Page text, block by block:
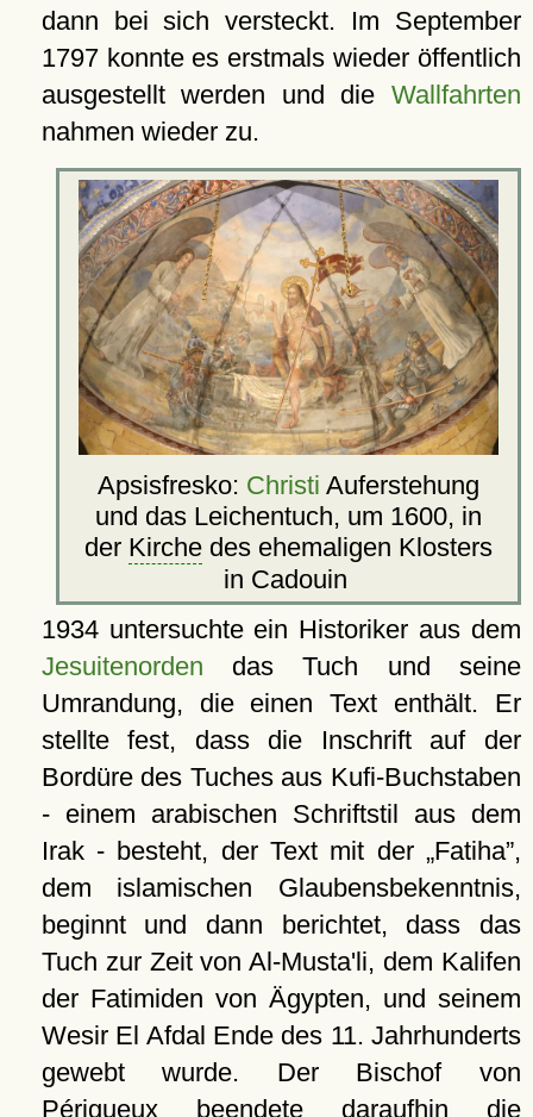
dann bei sich versteckt. Im September
1797 konnte es erstmals wieder öffentlich
ausgestellt werden und die Wallfahrten
nahmen wieder zu.
Apsisfresko: Christi Auferstehung
und das Leichentuch, um 1600, in
der Kirche des ehemaligen Klosters
in Cadouin
1934 untersuchte ein Historiker aus dem
Jesuitenorden das Tuch und seine
Umrandung, die einen Text enthält. Er
stellte fest, dass die Inschrift auf der
Bordüre des Tuches aus Kufi-Buchstaben
- einem arabischen Schriftstil aus dem
Irak - besteht, der Text mit der
Fatiha ,
dem islamischen Glaubensbekenntnis,
beginnt und dann berichtet, dass das
Tuch zur Zeit von Al-Musta'li, dem Kalifen
der Fatimiden von Ägypten, und seinem
Wesir El Afdal Ende des 11. Jahrhunderts
gewebt wurde. Der Bischof von
Périgueuxbeendete daraufhin die